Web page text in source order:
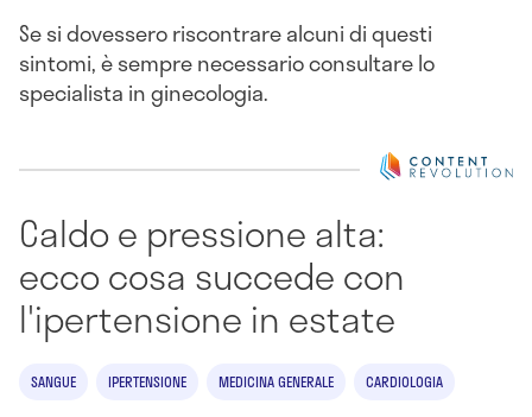
Se si dovessero riscontrare alcuni di questi
sintomi, è sempre necessario consultare lo
specialista in ginecologia.
Caldo e pressione alta:
ecco cosa succede con
l'ipertensione in estate
SANGUE IPERTENSIONE MEDICINA GENERALE CARDIOLOGIA